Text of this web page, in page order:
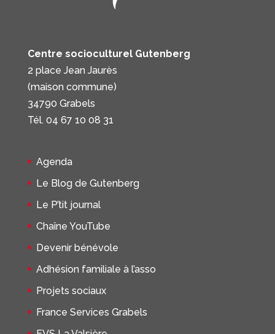
Centre socioculturel Gutenberg
2 place Jean Jaurès
(maison commune)
34790 Grabels
Tél. 04 67 10 08 31
Agenda
Le Blog de Gutenberg
Le P’tit journal
Chaîne YouTube
Devenir bénévole
Adhésion familiale à l’asso
Projets sociaux
France Services Grabels